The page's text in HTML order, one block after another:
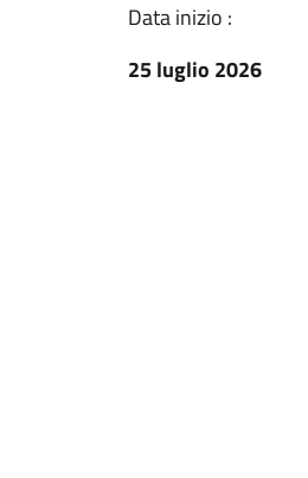
Data inizio :
25 luglio 2026